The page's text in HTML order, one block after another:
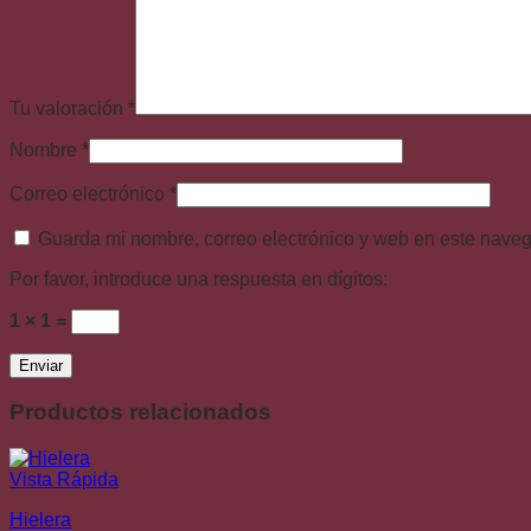
Tu valoración *
Nombre *
Correo electrónico *
Guarda mi nombre, correo electrónico y web en este
Por favor, introduce una respuesta en dígitos:
1 × 1 =
Productos relacionados
Vista Rápida
Hielera